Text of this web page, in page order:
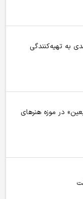
به تهیه‌کنندگی
در موزه هنرهای